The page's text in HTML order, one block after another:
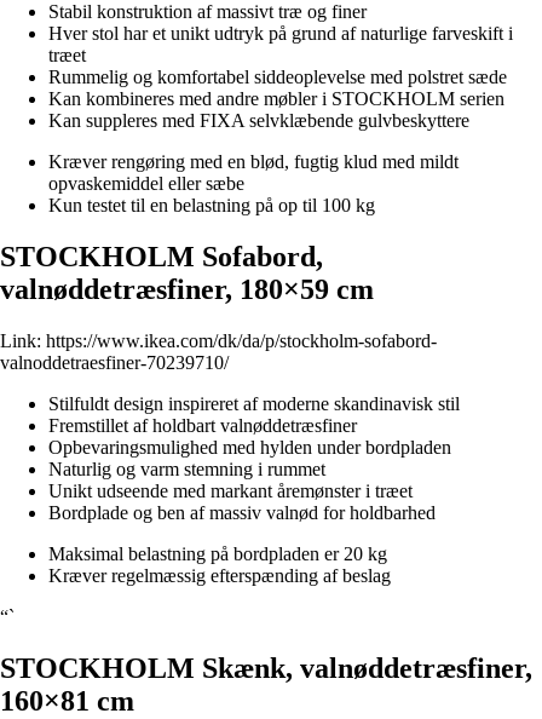
Stabil konstruktion af massivt træ og finer
Hver stol har et unikt udtryk på grund af naturlige farveskift i
træet
Rummelig og komfortabel siddeoplevelse med polstret sæde
Kan kombineres med andre møbler i STOCKHOLM serien
Kan suppleres med FIXA selvklæbende gulvbeskyttere
Kræver rengøring med en blød, fugtig klud med mildt
opvaskemiddel eller sæbe
Kun testet til en belastning på op til 100 kg
STOCKHOLM Sofabord,
valnøddetræsfiner, 180×59 cm
Link: https://www.ikea.com/dk/da/p/stockholm-sofabord-
valnoddetraesfiner-70239710/
Stilfuldt design inspireret af moderne skandinavisk stil
Fremstillet af holdbart valnøddetræsfiner
Opbevaringsmulighed med hylden under bordpladen
Naturlig og varm stemning i rummet
Unikt udseende med markant åremønster i træet
Bordplade og ben af massiv valnød for holdbarhed
Maksimal belastning på bordpladen er 20 kg
Kræver regelmæssig efterspænding af beslag
“`
STOCKHOLM Skænk, valnøddetræsfiner,
160×81 cm